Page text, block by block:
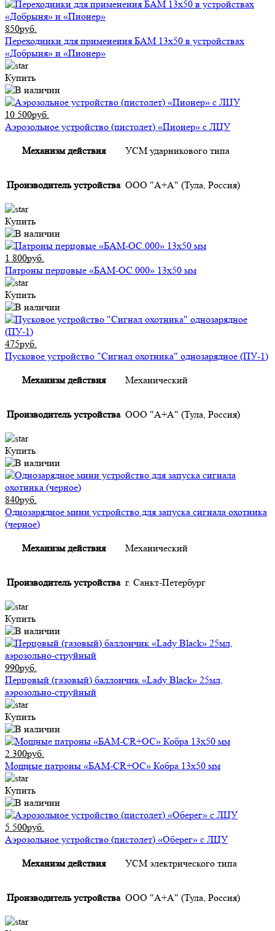
850руб.
Переходники для применения БАМ 13x50 в устройствах
«Добрыня» и «Пионер»
Купить
10 500руб.
Аэрозольное устройство (пистолет) «Пионер» с ЛЦУ
Механизм действия УСМ ударникового типа
Производитель устройства ООО "А+А" (Тула, Россия)
Купить
1 800руб.
Патроны перцовые «БАМ-ОС.000» 13х50 мм
Купить
475руб.
Пусковое устройство "Сигнал охотника" однозарядное (ПУ-1)
Механизм действия Механический
Производитель устройства ООО "А+А" (Тула, Россия)
Купить
840руб.
Однозарядное мини устройство для запуска сигнала охотника
(черное)
Механизм действия Механический
Производитель устройства г. Санкт-Петербург
Купить
990руб.
Перцовый (газовый) баллончик «Lady Black» 25мл,
аэрозольно-струйный
Купить
2 300руб.
Мощные патроны «БАМ-CR+ОС» Кобра 13х50 мм
Купить
5 500руб.
Аэрозольное устройство (пистолет) «Оберег» с ЛЦУ
Механизм действия УСМ электрического типа
Производитель устройства ООО "А+А" (Тула, Россия)